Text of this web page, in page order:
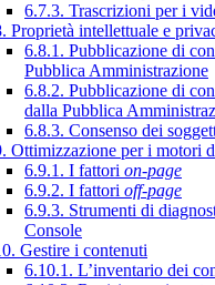
6.7.3. Trascrizioni per i
Proprietà intellettuale e
6.8.1. Pubblicazione di
Pubblica Amministrazione
6.8.2. Pubblicazione di
dalla Pubblica
6.8.3. Consenso dei
Ottimizzazione per i motori
6.9.1. I fattori on-page
6.9.2. I fattori off-page
6.9.3. Strumenti di
Console
Gestire i contenuti
6.10.1. L’inventario dei